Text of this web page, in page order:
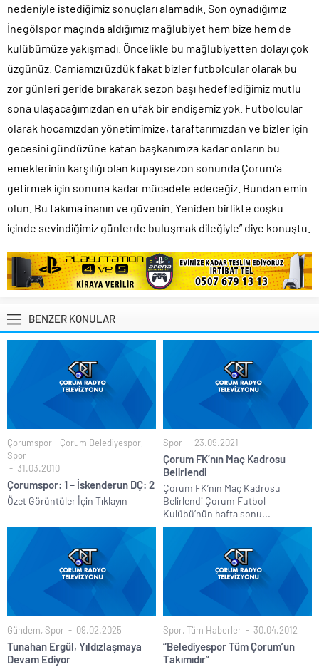
nedeniyle istediğimiz sonuçları alamadık. Son oynadığımız
İnegölspor maçında aldığımız mağlubiyet hem bize hem de
kulübümüze yakışmadı. Öncelikle bu mağlubiyetten dolayı çok
üzgünüz. Camiamızı üzdük fakat bizler futbolcular olarak bu
zor günleri geride bırakarak sezon başı hedeflediğimiz mutlu
sona ulaşacağımızdan en ufak bir endişemiz yok. Futbolcular
olarak hocamızdan yönetimimize, taraftarımızdan ve bizler için
gecesini gündüzüne katan başkanımıza kadar onların bu
emeklerinin karşılığı olan kupayı sezon sonunda Çorum’a
getirmek için sonuna kadar mücadele edeceğiz. Bundan emin
olun. Bu takıma inanın ve güvenin. Yeniden birlikte coşku
içinde sevindiğimiz günlerde buluşmak dileğiyle” diye konuştu.
BENZER KONULAR
Çorumspor - Çorum Belediyespor,
Spor
31.03.2010
Çorumspor: 1 – İskenderun DÇ: 2
Özet Görüntüler İçin Tıklayın
Spor 23.09.2021
Çorum FK’nın Maç Kadrosu
Belirlendi
Çorum FK’nın Maç Kadrosu
Belirlendi Çorum Futbol
Kulübü’nün hafta sonu...
Gündem, Spor 09.02.2025
Tunahan Ergül, Yıldızlaşmaya
Devam Ediyor
Spor, Tüm Haberler 30.04.2012
“Belediyespor Tüm Çorum’un
Takımıdır”